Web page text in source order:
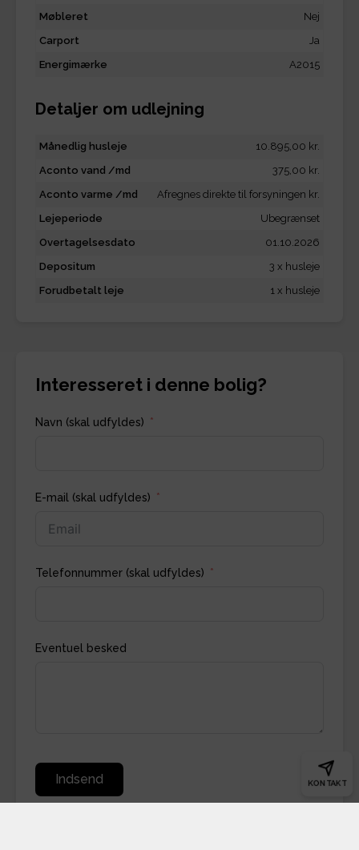
KONTAKT
Møbleret
Nej
Carport
Ja
Energimærke
A2015
Detaljer om udlejning
Månedlig husleje
10.895,00 kr.
Aconto vand /md
375,00 kr.
Aconto varme /md
Afregnes direkte til forsyningen kr.
Lejeperiode
Ubegrænset
Overtagelsesdato
01.10.2026
Depositum
3 x husleje
Forudbetalt leje
1 x husleje
Interesseret i denne bolig?
Navn (skal udfyldes)
E-mail (skal udfyldes)
Telefonnummer (skal udfyldes)
Eventuel besked
Indsend